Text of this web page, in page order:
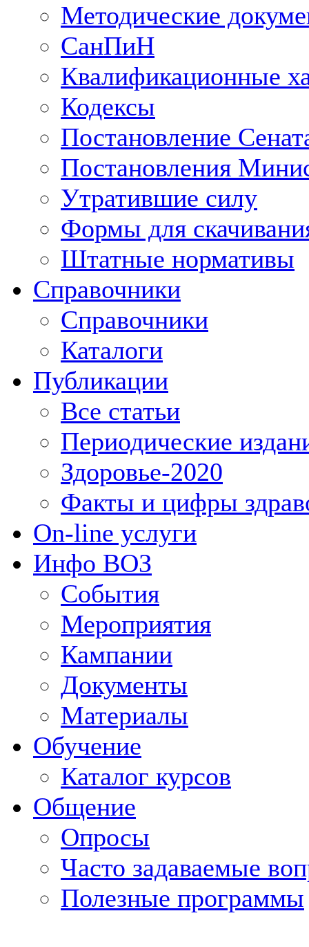
Методические
СанПиН
Квалификационные
Кодексы
Постановление
Постановления
Утратившие силу
Формы для
Штатные нормативы
Справочники
Справочники
Каталоги
Публикации
Все статьи
Периодические
Здоровье-2020
Факты и цифры
On-line услуги
Инфо ВОЗ
События
Мероприятия
Кампании
Документы
Материалы
Обучение
Каталог курсов
Общение
Опросы
Часто задаваемые
Полезные программы